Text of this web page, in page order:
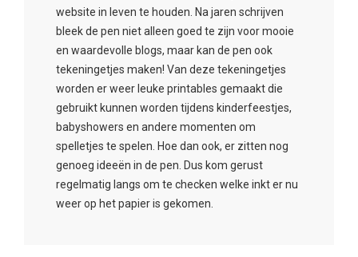
website in leven te houden. Na jaren schrijven
bleek de pen niet alleen goed te zijn voor mooie
en waardevolle blogs, maar kan de pen ook
tekeningetjes maken! Van deze tekeningetjes
worden er weer leuke printables gemaakt die
gebruikt kunnen worden tijdens kinderfeestjes,
babyshowers en andere momenten om
spelletjes te spelen. Hoe dan ook, er zitten nog
genoeg ideeën in de pen. Dus kom gerust
regelmatig langs om te checken welke inkt er nu
weer op het papier is gekomen.